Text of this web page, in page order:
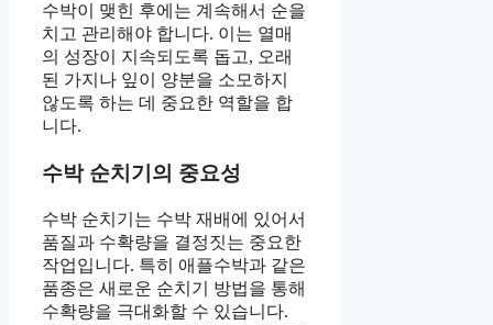
수박이 맺힌 후에는 계속해서 순을
치고 관리해야 합니다. 이는 열매
의 성장이 지속되도록 돕고, 오래
된 가지나 잎이 양분을 소모하지
않도록 하는 데 중요한 역할을 합
니다.
수박 순치기의 중요성
수박 순치기는 수박 재배에 있어서
품질과 수확량을 결정짓는 중요한
작업입니다. 특히 애플수박과 같은
품종은 새로운 순치기 방법을 통해
수확량을 극대화할 수 있습니다.